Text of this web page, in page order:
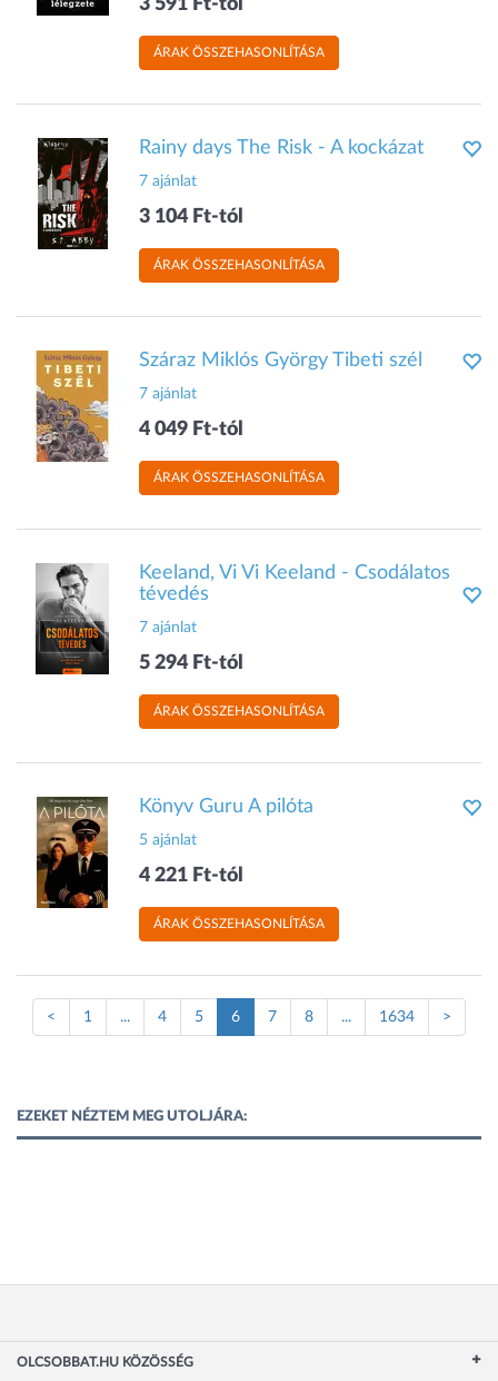
3 591 Ft-tól
ÁRAK ÖSSZEHASONLÍTÁSA
Rainy days The Risk - A kockázat
7 ajánlat
3 104 Ft-tól
ÁRAK ÖSSZEHASONLÍTÁSA
Száraz Miklós György Tibeti szél
7 ajánlat
4 049 Ft-tól
ÁRAK ÖSSZEHASONLÍTÁSA
Keeland, Vi Vi Keeland - Csodálatos
tévedés
7 ajánlat
5 294 Ft-tól
ÁRAK ÖSSZEHASONLÍTÁSA
Könyv Guru A pilóta
5 ajánlat
4 221 Ft-tól
ÁRAK ÖSSZEHASONLÍTÁSA
< 1 ... 4 5 6(Jelenlegi
oldal)
7 8 ... 1634 >
EZEKET NÉZTEM MEG UTOLJÁRA:
OLCSOBBAT.HU KÖZÖSSÉG